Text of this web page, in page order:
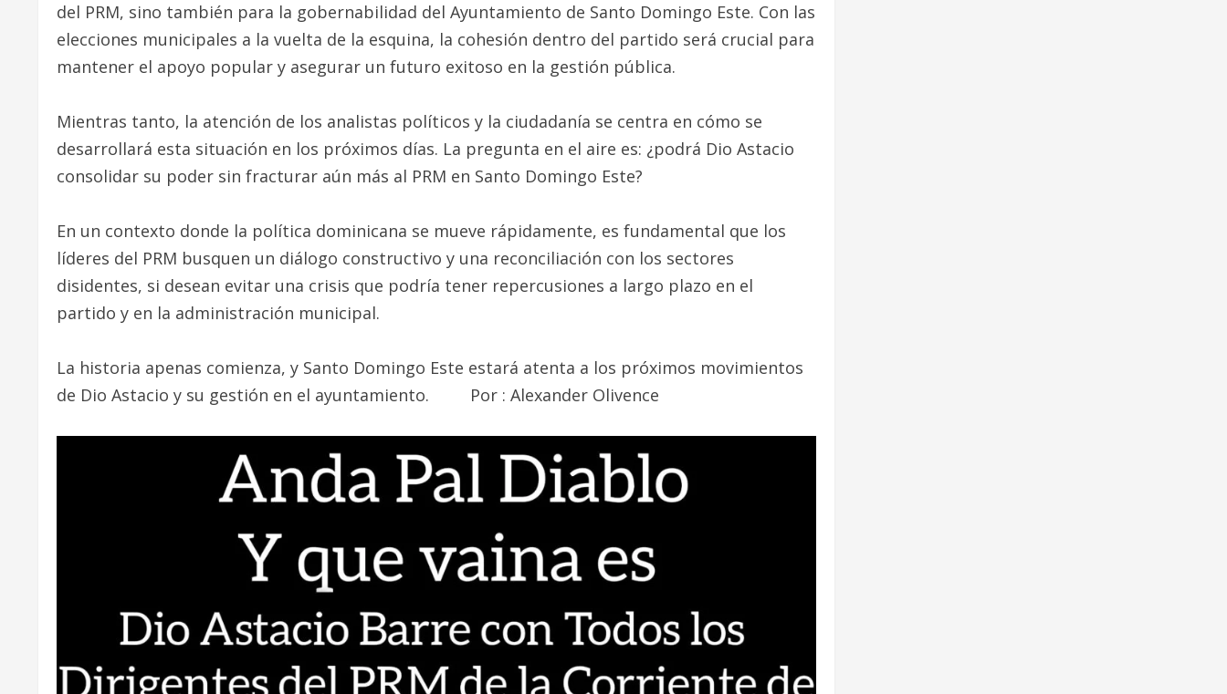
del PRM, sino también para la gobernabilidad del Ayuntamiento de Santo Domingo Este. Con las
elecciones municipales a la vuelta de la esquina, la cohesión dentro del partido será crucial para
mantener el apoyo popular y asegurar un futuro exitoso en la gestión pública.
Mientras tanto, la atención de los analistas políticos y la ciudadanía se centra en cómo se
desarrollará esta situación en los próximos días. La pregunta en el aire es: ¿podrá Dio Astacio
consolidar su poder sin fracturar aún más al PRM en Santo Domingo Este?
En un contexto donde la política dominicana se mueve rápidamente, es fundamental que los
líderes del PRM busquen un diálogo constructivo y una reconciliación con los sectores
disidentes, si desean evitar una crisis que podría tener repercusiones a largo plazo en el
partido y en la administración municipal.
La historia apenas comienza, y Santo Domingo Este estará atenta a los próximos movimientos
de Dio Astacio y su gestión en el ayuntamiento. Por : Alexander Olivence